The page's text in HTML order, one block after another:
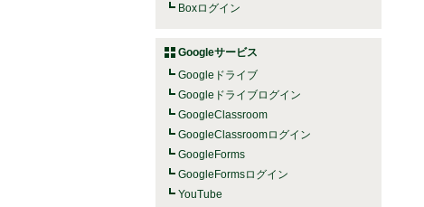
Boxログイン
Googleサービス
Googleドライブ
Googleドライブログイン
GoogleClassroom
GoogleClassroomログイン
GoogleForms
GoogleFormsログイン
YouTube